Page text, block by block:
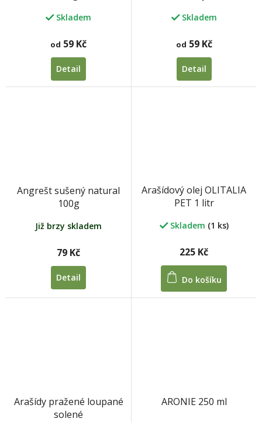
Skladem
od 59 Kč
Detail
Skladem
od 59 Kč
Detail
Angrešt sušený natural
100g
Již brzy skladem
79 Kč
Detail
Arašídový olej OLITALIA
PET 1 litr
Skladem (1 ks)
225 Kč
Do košíku
Arašídy pražené loupané
solené
ARONIE 250 ml